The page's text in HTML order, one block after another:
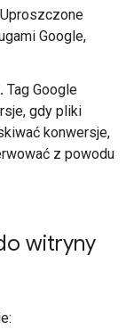
Uproszczone
Google,
Tag Google
gdy pliki
konwersje,
z powodu
witryny